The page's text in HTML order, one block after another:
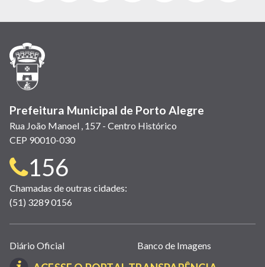
em
janela)
em
em
(link
em
em
em
Prefeitura Municipal de Porto Alegre
Rua João Manoel , 157 - Centro Histórico
CEP 90010-030
Telefone
para
contato:
156
Chamadas de outras cidades:
(51) 3289 0156
Links
úteis
Diário Oficial Banco de Imagens